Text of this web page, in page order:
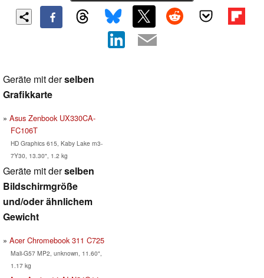
Geräte mit derselben
Grafikkarte
Asus Zenbook UX330CA-
FC106T
HD Graphics 615, Kaby Lake m3-
7Y30, 13.30", 1.2 kg
Geräte mit derselben
Bildschirmgröße
und/oder ähnlichem
Gewicht
Acer Chromebook 311 C725
Mali-G57 MP2, unknown, 11.60",
1.17 kg